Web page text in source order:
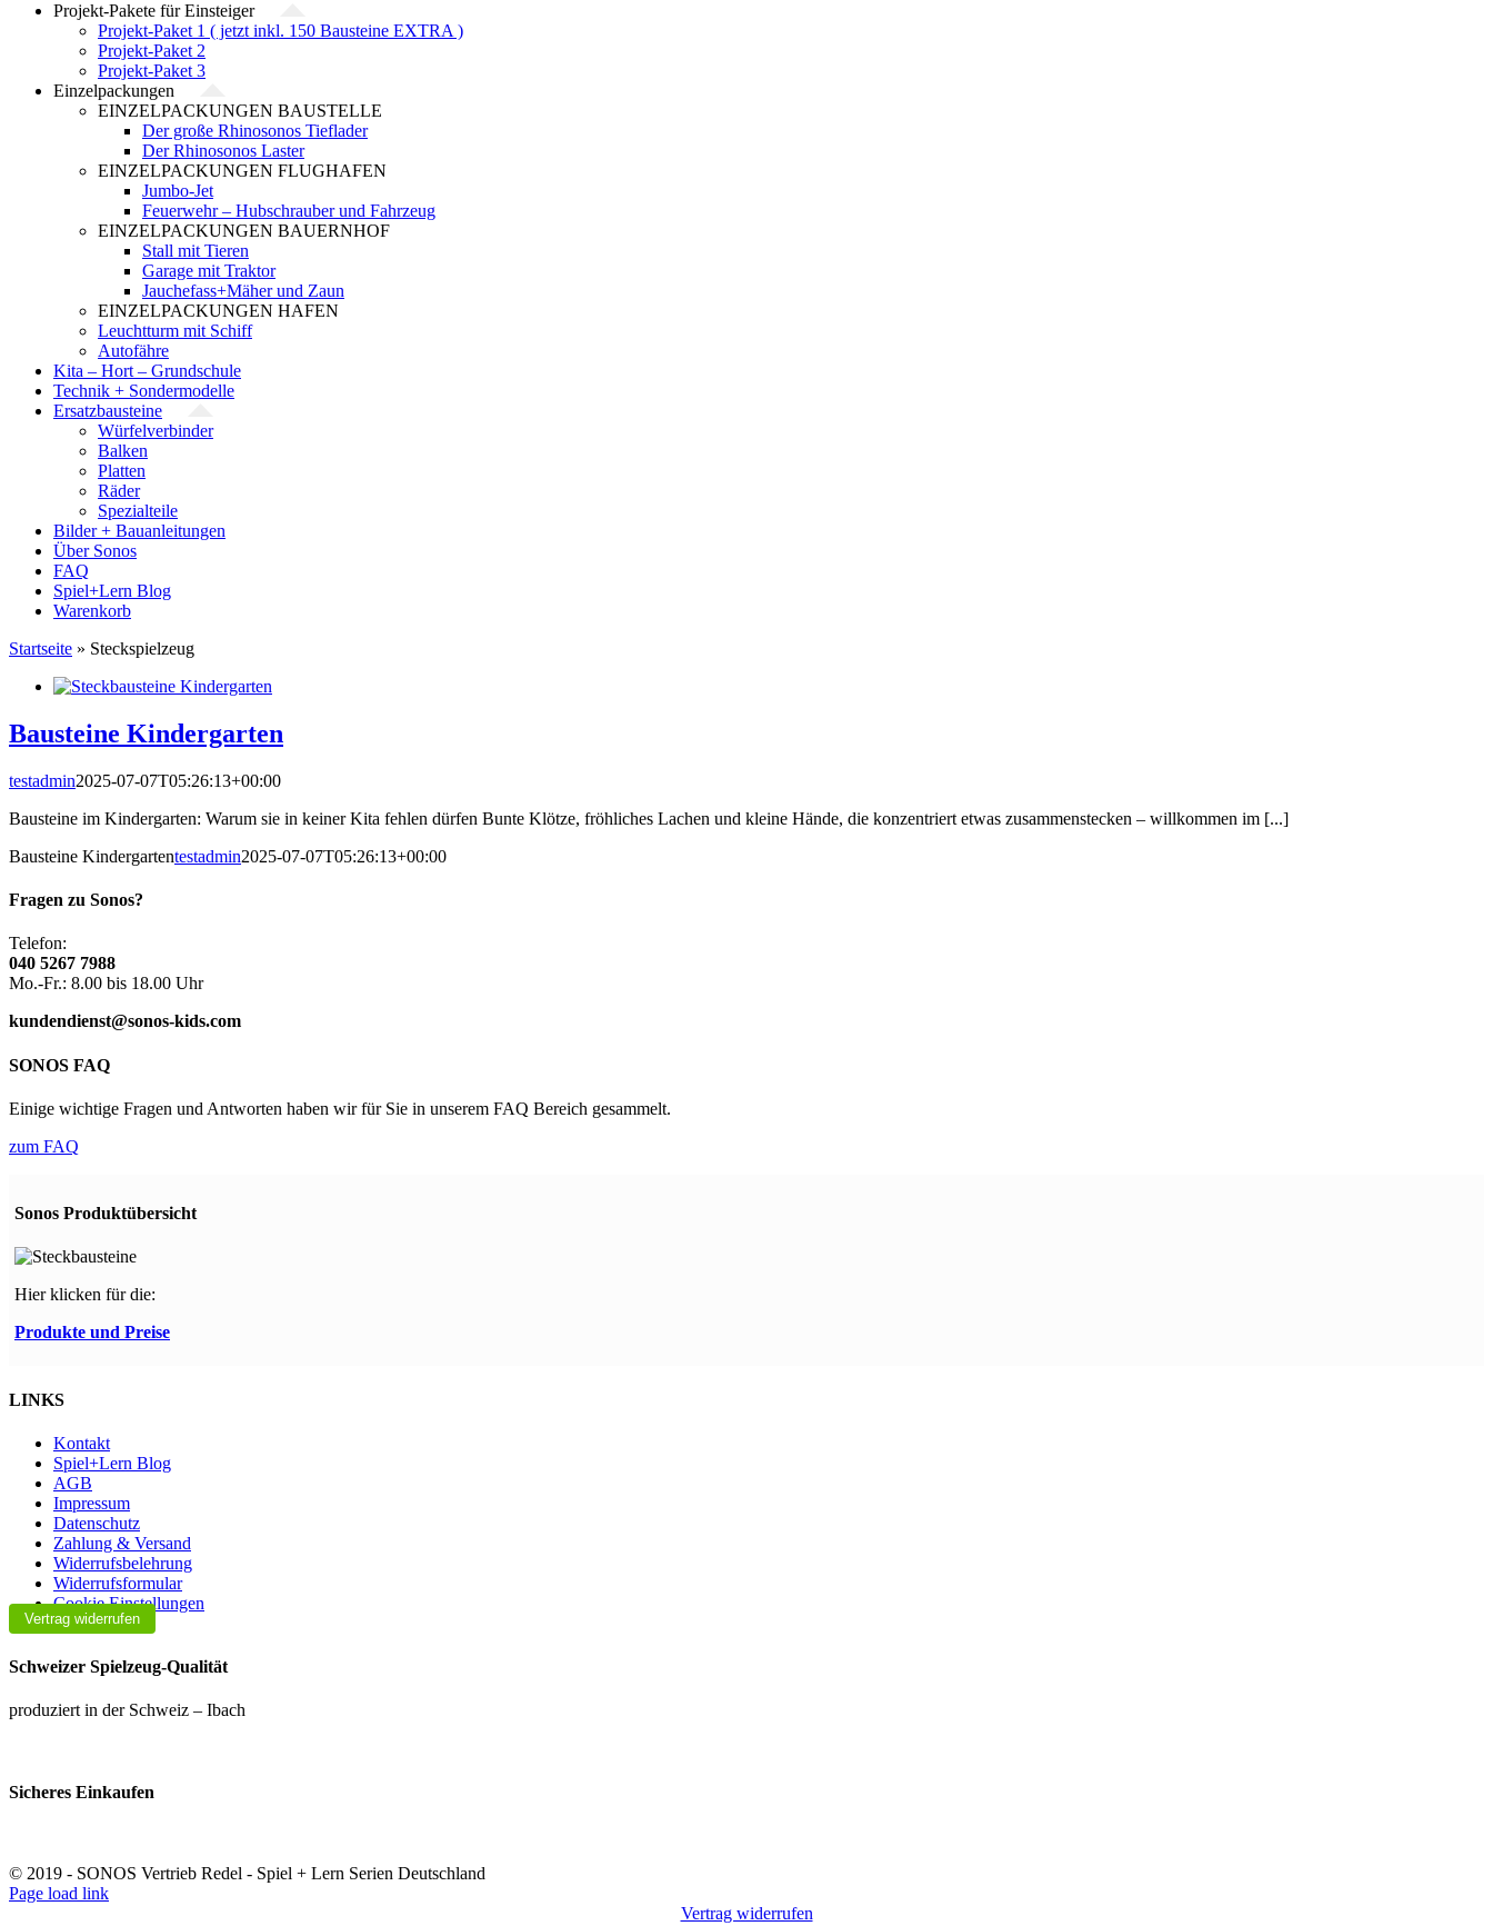
Projekt-Pakete für Einsteiger
Projekt-Paket 1 ( jetzt inkl. 150 Bausteine EXTRA )
Projekt-Paket 2
Projekt-Paket 3
Einzelpackungen
EINZELPACKUNGEN BAUSTELLE
Der große Rhinosonos Tieflader
Der Rhinosonos Laster
EINZELPACKUNGEN FLUGHAFEN
Jumbo-Jet
Feuerwehr – Hubschrauber und Fahrzeug
EINZELPACKUNGEN BAUERNHOF
Stall mit Tieren
Garage mit Traktor
Jauchefass+Mäher und Zaun
EINZELPACKUNGEN HAFEN
Leuchtturm mit Schiff
Autofähre
Kita – Hort – Grundschule
Technik + Sondermodelle
Ersatzbausteine
Würfelverbinder
Balken
Platten
Räder
Spezialteile
Bilder + Bauanleitungen
Über Sonos
FAQ
Spiel+Lern Blog
Warenkorb
Startseite » Steckspielzeug
Bausteine Kindergarten
testadmin2025-07-07T05:26:13+00:00
Bausteine im Kindergarten: Warum sie in keiner Kita fehlen dürfen Bunte Klötze, fröhliches Lachen und kleine Hände, die konzentriert etwas zusammenstecken – willkommen im [...]
Bausteine Kindergartentestadmin2025-07-07T05:26:13+00:00
Fragen zu Sonos?
Telefon:
040 5267 7988
Mo.-Fr.: 8.00 bis 18.00 Uhr
kundendienst@sonos-kids.com
SONOS FAQ
Einige wichtige Fragen und Antworten haben wir für Sie in unserem FAQ Bereich gesammelt.
zum FAQ
Sonos Produktübersicht
Hier klicken für die:
Produkte und Preise
LINKS
Kontakt
Spiel+Lern Blog
AGB
Impressum
Datenschutz
Zahlung & Versand
Widerrufsbelehrung
Widerrufsformular
Cookie Einstellungen
Vertrag widerrufen
Schweizer Spielzeug-Qualität
produziert in der Schweiz – Ibach
Sicheres Einkaufen
© 2019 - SONOS Vertrieb Redel - Spiel + Lern Serien Deutschland
Facebook
Instagram
Page load link
Vertrag widerrufen